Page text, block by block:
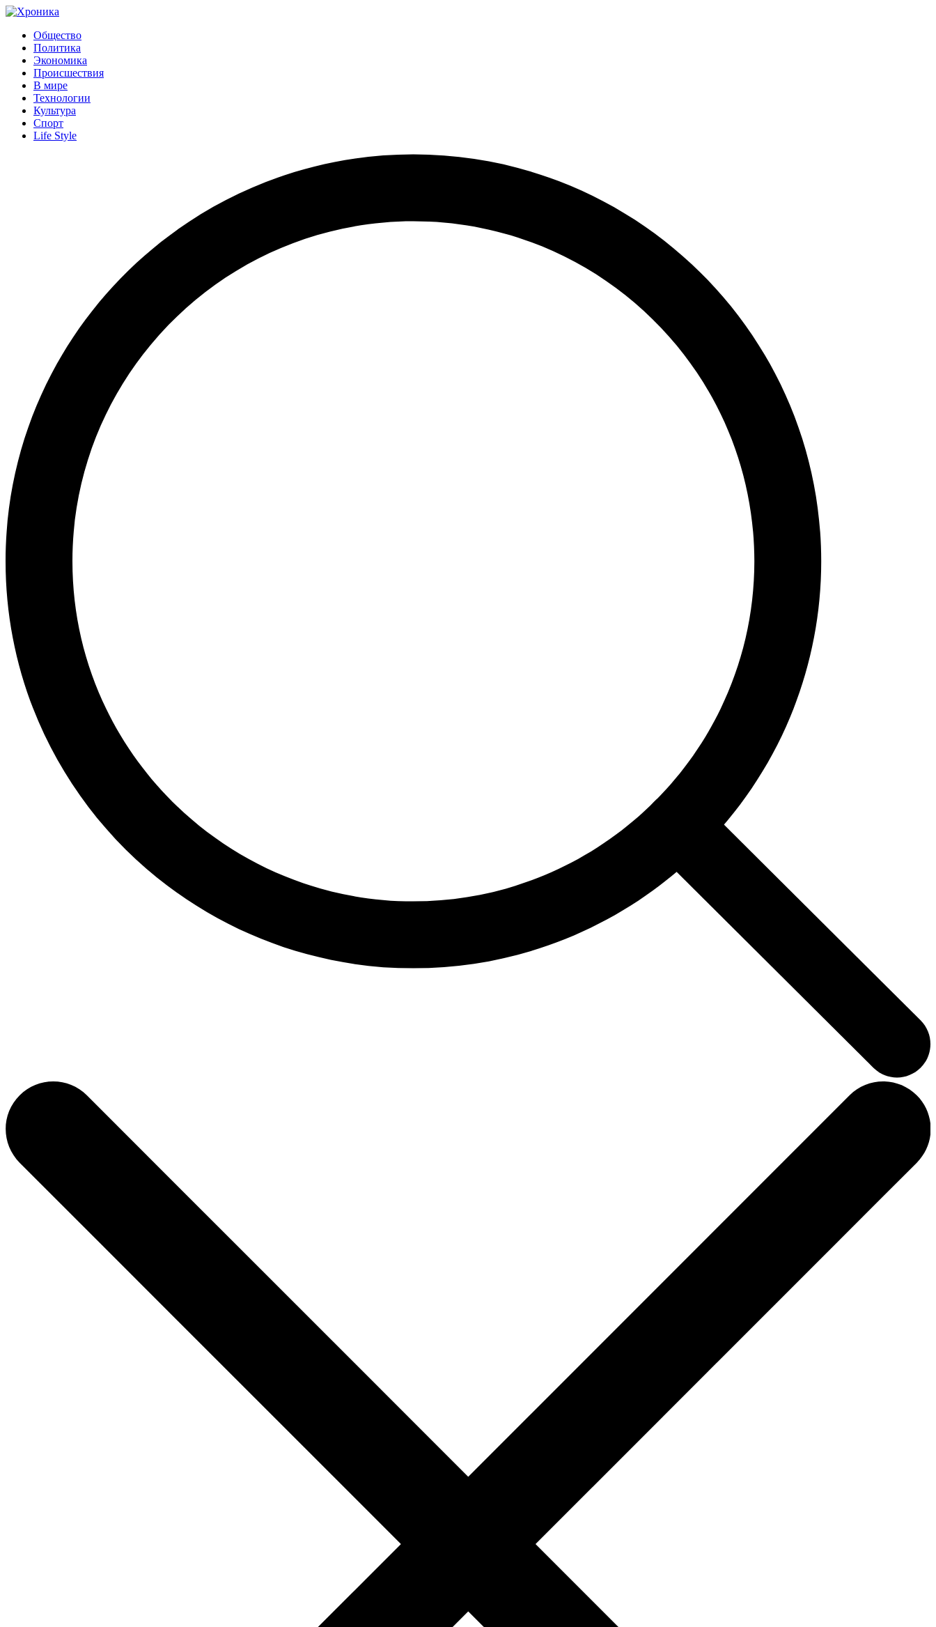
Общество
Политика
Экономика
Происшествия
В мире
Технологии
Культура
Спорт
Life Style